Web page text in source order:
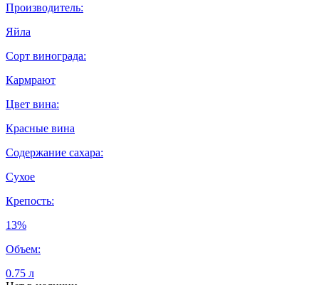
Производитель:
Яйла
Сорт винограда:
Кармрают
Цвет вина:
Красные вина
Содержание сахара:
Сухое
Крепость:
13%
Объем:
0.75 л